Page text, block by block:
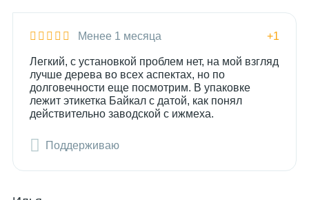
Менее 1 месяца +1
Легкий, с установкой проблем нет, на мой взгляд
лучше дерева во всех аспектах, но по
долговечности еще посмотрим. В упаковке
лежит этикетка Байкал с датой, как понял
действительно заводской с ижмеха.
Поддерживаю